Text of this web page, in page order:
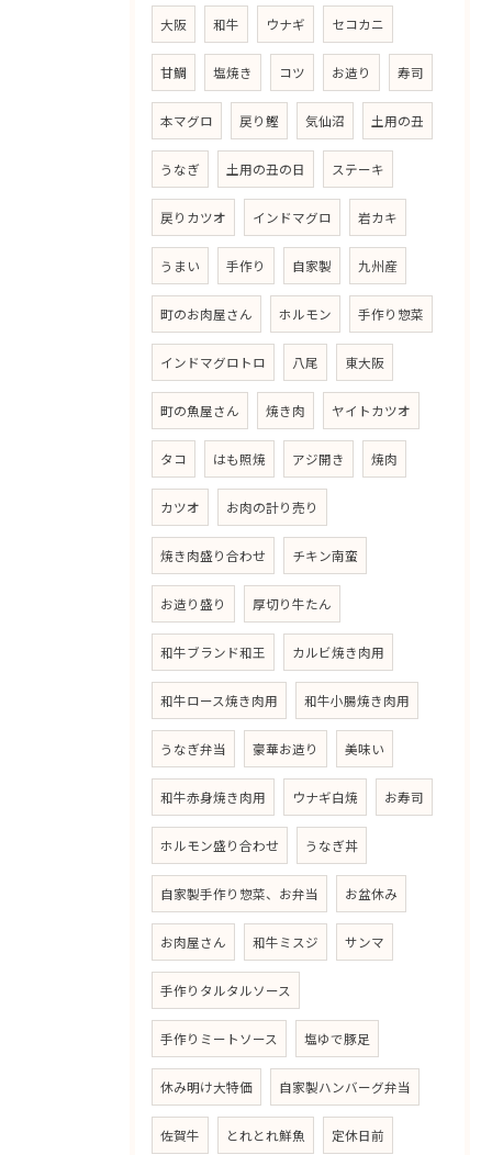
大阪 和牛 ウナギ セコカニ
甘鯛 塩焼き コツ お造り 寿司
本マグロ 戻り鰹 気仙沼 土用の丑
うなぎ 土用の丑の日 ステーキ
戻りカツオ インドマグロ 岩カキ
うまい 手作り 自家製 九州産
町のお肉屋さん ホルモン 手作り惣菜
インドマグロトロ 八尾 東大阪
町の魚屋さん 焼き肉 ヤイトカツオ
タコ はも照焼 アジ開き 焼肉
カツオ お肉の計り売り
焼き肉盛り合わせ チキン南蛮
お造り盛り 厚切り牛たん
和牛ブランド和王 カルビ焼き肉用
和牛ロース焼き肉用 和牛小腸焼き肉用
うなぎ弁当 豪華お造り 美味い
和牛赤身焼き肉用 ウナギ白焼 お寿司
ホルモン盛り合わせ うなぎ丼
自家製手作り惣菜、お弁当 お盆休み
お肉屋さん 和牛ミスジ サンマ
手作りタルタルソース
手作りミートソース 塩ゆで豚足
休み明け大特価 自家製ハンバーグ弁当
佐賀牛 とれとれ鮮魚 定休日前